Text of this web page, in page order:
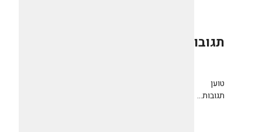
תגובות
טוען
תגובות...